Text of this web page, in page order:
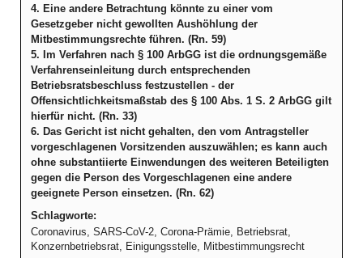
4. Eine andere Betrachtung könnte zu einer vom
Gesetzgeber nicht gewollten Aushöhlung der
Mitbestimmungsrechte führen. (Rn. 59)
5. Im Verfahren nach § 100 ArbGG ist die ordnungsgemäße
Verfahrenseinleitung durch entsprechenden
Betriebsratsbeschluss festzustellen - der
Offensichtlichkeitsmaßstab des § 100 Abs. 1 S. 2 ArbGG gilt
hierfür nicht. (Rn. 33)
6. Das Gericht ist nicht gehalten, den vom Antragsteller
vorgeschlagenen Vorsitzenden auszuwählen; es kann auch
ohne substantiierte Einwendungen des weiteren Beteiligten
gegen die Person des Vorgeschlagenen eine andere
geeignete Person einsetzen. (Rn. 62)
Schlagworte:
Coronavirus, SARS-CoV-2, Corona-Prämie, Betriebsrat,
Konzernbetriebsrat, Einigungsstelle, Mitbestimmungsrecht